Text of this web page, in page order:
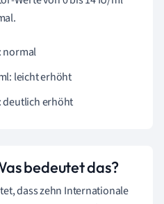
normal
leicht erhöht
deutlich erhöht
bedeutet das?
dass zehn Internationale